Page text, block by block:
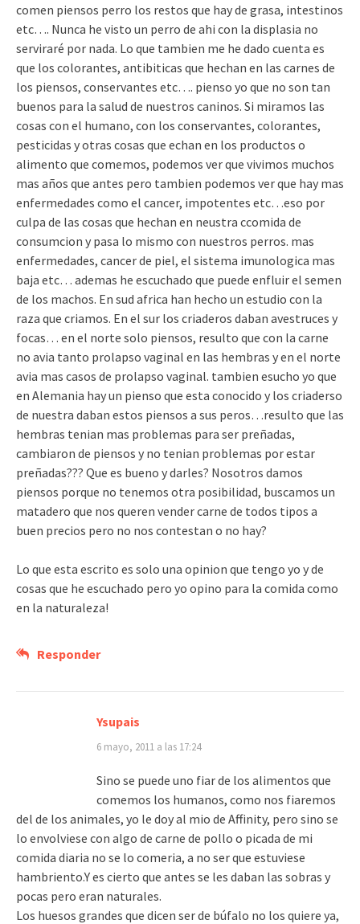
comen piensos perro los restos que hay de grasa, intestinos
etc…. Nunca he visto un perro de ahi con la displasia no
serviraré por nada. Lo que tambien me he dado cuenta es
que los colorantes, antibiticas que hechan en las carnes de
los piensos, conservantes etc…. pienso yo que no son tan
buenos para la salud de nuestros caninos. Si miramos las
cosas con el humano, con los conservantes, colorantes,
pesticidas y otras cosas que echan en los productos o
alimento que comemos, podemos ver que vivimos muchos
mas años que antes pero tambien podemos ver que hay mas
enfermedades como el cancer, impotentes etc…eso por
culpa de las cosas que hechan en neustra ccomida de
consumcion y pasa lo mismo con nuestros perros. mas
enfermedades, cancer de piel, el sistema imunologica mas
baja etc… ademas he escuchado que puede enfluir el semen
de los machos. En sud africa han hecho un estudio con la
raza que criamos. En el sur los criaderos daban avestruces y
focas… en el norte solo piensos, resulto que con la carne
no avia tanto prolapso vaginal en las hembras y en el norte
avia mas casos de prolapso vaginal. tambien esucho yo que
en Alemania hay un pienso que esta conocido y los criaderso
de nuestra daban estos piensos a sus peros…resulto que las
hembras tenian mas problemas para ser preñadas,
cambiaron de piensos y no tenian problemas por estar
preñadas??? Que es bueno y darles? Nosotros damos
piensos porque no tenemos otra posibilidad, buscamos un
matadero que nos queren vender carne de todos tipos a
buen precios pero no nos contestan o no hay?
Lo que esta escrito es solo una opinion que tengo yo y de
cosas que he escuchado pero yo opino para la comida como
en la naturaleza!
Responder
Ysupais
6 mayo, 2011 a las 17:24
Sino se puede uno fiar de los alimentos que
comemos los humanos, como nos fiaremos
del de los animales, yo le doy al mio de Affinity, pero sino se
lo envolviese con algo de carne de pollo o picada de mi
comida diaria no se lo comeria, a no ser que estuviese
hambriento.Y es cierto que antes se les daban las sobras y
pocas pero eran naturales.
Los huesos grandes que dicen ser de búfalo no los quiere ya,